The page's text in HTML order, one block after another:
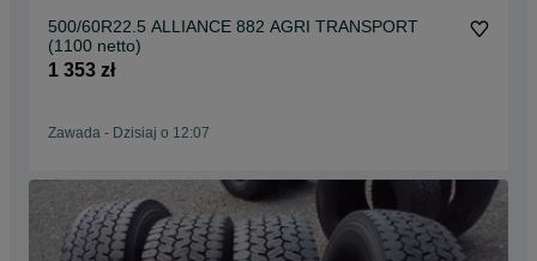
500/60R22.5 ALLIANCE 882 AGRI TRANSPORT
(1100 netto)
1 353 zł
Zawada - Dzisiaj o 12:07